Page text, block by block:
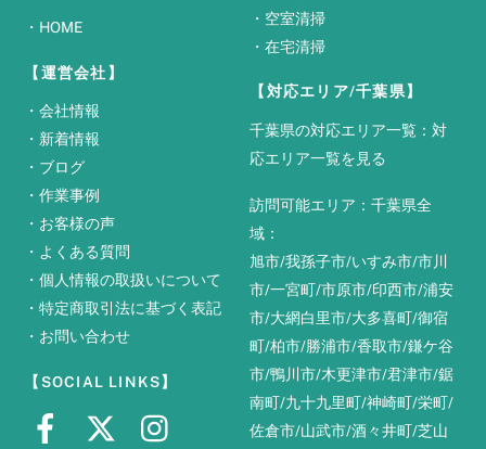
・ HOME
【運営会社】
・会社情報
・ 新着情報
・ ブログ
・作業事例
・ お客様の声
・ よくある質問
・個人情報の取扱いについて
・特定商取引法に基づく表記
・ お問い合わせ
【SOCIAL LINKS】
・ 空室清掃
・在宅清掃
【対応エリア/千葉県】
千葉県の対応エリア一覧：対
応エリア一覧を見る
訪問可能エリア：千葉県全
域：
旭市/我孫子市/いすみ市/市川
市/一宮町/市原市/印西市/浦安
市/大網白里市/大多喜町/御宿
町/柏市/勝浦市/香取市/鎌ケ谷
市/鴨川市/木更津市/君津市/鋸
南町/九十九里町/神崎町/栄町/
佐倉市/山武市/酒々井町/芝山